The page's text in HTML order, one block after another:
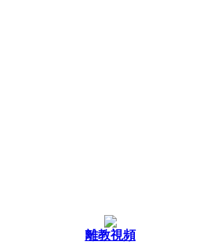
離教視頻